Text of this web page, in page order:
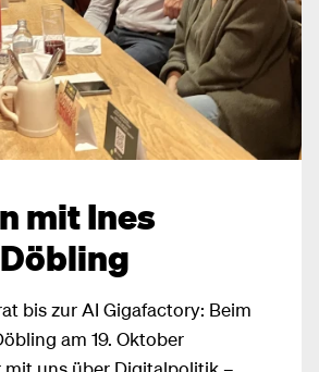
mit Ines
bis zur AI Gigafactory: Beim
am 19. Oktober